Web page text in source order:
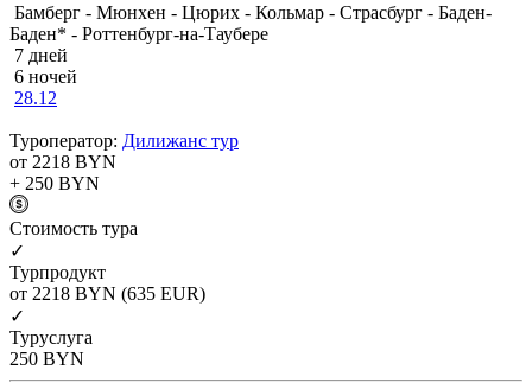
Бамберг - Мюнхен - Цюрих - Кольмар - Страсбург - Баден-
Баден* - Роттенбург-на-Таубере
7 дней
6 ночей
28.12
Туроператор: Дилижанс тур
от 2218 BYN
+ 250 BYN
Cтоимость тура
✓
Турпродукт
от 2218 BYN (635 EUR)
✓
Туруслуга
250 BYN